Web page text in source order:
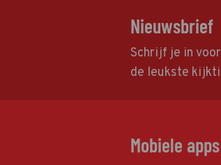
Nieuwsbrief
Schrijf je in
de leukste
Mobiele apps